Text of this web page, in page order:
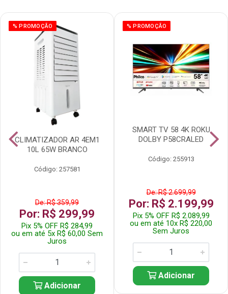
% PROMOÇÃO
CLIMATIZADOR AR 4EM1
10L 65W BRANCO
Código: 257581
De: R$ 359,99
Por: R$ 299,99
Pix 5% OFF R$ 284,99
ou em até 5x R$ 60,00 Sem
Juros
Adicionar
% PROMOÇÃO
SMART TV 58 4K ROKU
DOLBY P58CRALED
Código: 255913
De: R$ 2.699,99
Por: R$ 2.199,99
Pix 5% OFF R$ 2.089,99
ou em até 10x R$ 220,00
Sem Juros
Adicionar